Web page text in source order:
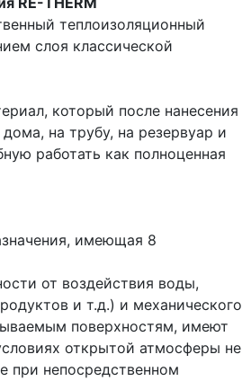
теплоизоляционный
слоя классической
который после нанесения
на трубу, на резервуар и
работать как полноценная
имеющая 8
от воздействия воды,
и т.д.) и механического
поверхностям, имеют
открытой атмосферы не
при непосредственном